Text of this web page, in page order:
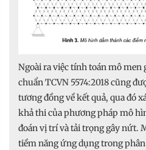
Ngoài ra việc tính toán mô
chuẩn TCVN 5574:2018 cũng
tương đồng về kết quả, qua đó
khả thi của phương pháp mô
đoán vị trí và tải trọng gây nứt.
tiềm năng ứng dụng trong